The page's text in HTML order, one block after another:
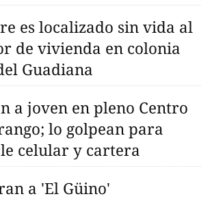
es localizado sin vida al
de vivienda en colonia
Guadiana
a joven en pleno Centro
lo golpean para
celular y cartera
a 'El Güino'